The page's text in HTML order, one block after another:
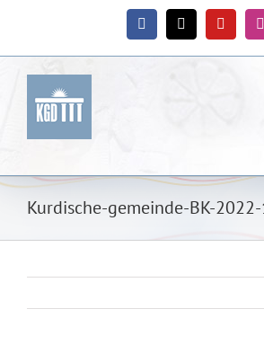
Facebook
X YouTube
Kurdische-gemeinde-BK-